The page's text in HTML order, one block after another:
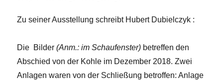
Zu seiner Ausstellung schreibt Hubert Dubielczyk :
Die Bilder(Anm.: im Schaufenster) betreffen den
Abschied von der Kohle im Dezember 2018. Zwei
Anlagen waren von der Schließung betroffen: Anlage